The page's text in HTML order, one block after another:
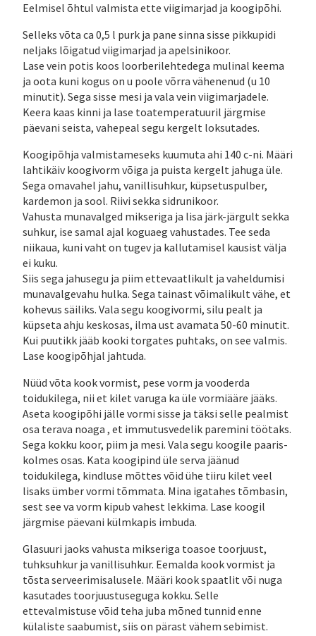
Eelmisel õhtul valmista ette viigimarjad ja koogipõhi.
Selleks võta ca 0,5 l purk ja pane sinna sisse pikkupidi
neljaks lõigatud viigimarjad ja apelsinikoor.
Lase vein potis koos loorberilehtedega mulinal keema
ja oota kuni kogus on u poole võrra vähenenud (u 10
minutit). Sega sisse mesi ja vala vein viigimarjadele.
Keera kaas kinni ja lase toatemperatuuril järgmise
päevani seista, vahepeal segu kergelt loksutades.
Koogipõhja valmistameseks kuumuta ahi 140 c-ni. Määri
lahtikäiv koogivorm võiga ja puista kergelt jahuga üle.
Sega omavahel jahu, vanillisuhkur, küpsetuspulber,
kardemon ja sool. Riivi sekka sidrunikoor.
Vahusta munavalged mikseriga ja lisa järk-järgult sekka
suhkur, ise samal ajal koguaeg vahustades. Tee seda
niikaua, kuni vaht on tugev ja kallutamisel kausist välja
ei kuku.
Siis sega jahusegu ja piim ettevaatlikult ja vaheldumisi
munavalgevahu hulka. Sega tainast võimalikult vähe, et
kohevus säiliks. Vala segu koogivormi, silu pealt ja
küpseta ahju keskosas, ilma ust avamata 50-60 minutit.
Kui puutikk jääb kooki torgates puhtaks, on see valmis.
Lase koogipõhjal jahtuda.
Nüüd võta kook vormist, pese vorm ja vooderda
toidukilega, nii et kilet varuga ka üle vormiääre jääks.
Aseta koogipõhi jälle vormi sisse ja täksi selle pealmist
osa terava noaga , et immutusvedelik paremini töötaks.
Sega kokku koor, piim ja mesi. Vala segu koogile paaris-
kolmes osas. Kata koogipind üle serva jäänud
toidukilega, kindluse mõttes võid ühe tiiru kilet veel
lisaks ümber vormi tõmmata. Mina igatahes tõmbasin,
sest see va vorm kipub vahest lekkima. Lase koogil
järgmise päevani külmkapis imbuda.
Glasuuri jaoks vahusta mikseriga toasoe toorjuust,
tuhksuhkur ja vanillisuhkur. Eemalda kook vormist ja
tõsta serveerimisalusele. Määri kook spaatlit või nuga
kasutades toorjuustuseguga kokku. Selle
ettevalmistuse võid teha juba mõned tunnid enne
külaliste saabumist, siis on pärast vähem sebimist.